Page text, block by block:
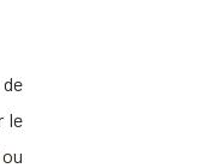
le